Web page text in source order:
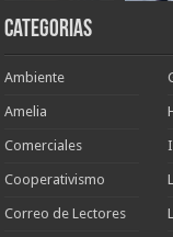
Categorias
Ambiente
Amelia
Comerciales
Cooperativismo
Correo de Lectores